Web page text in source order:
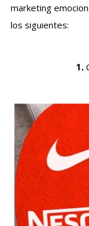
marketing
los siguientes:
1.